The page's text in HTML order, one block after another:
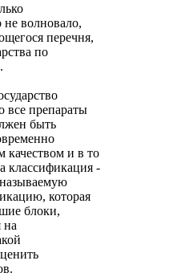
волновало,
перечня,
по
все препараты
быть
качеством и в то
классификация -
которая
блоки,
на